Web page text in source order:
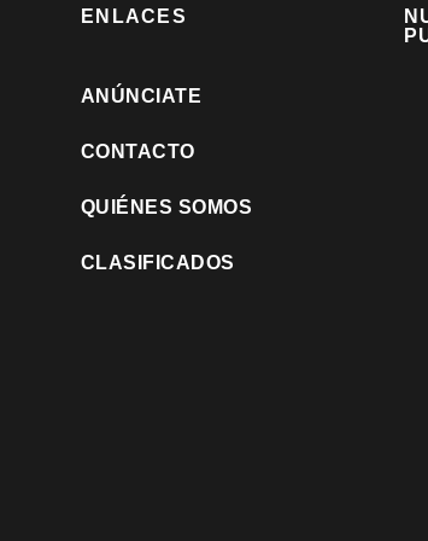
ENLACES
ANÚNCIATE
CONTACTO
QUIÉNES SOMOS
CLASIFICADOS